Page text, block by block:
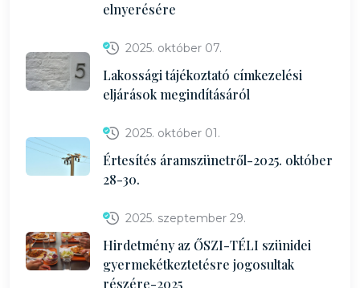
elnyerésére
2025. október 07.
Lakossági tájékoztató címkezelési
eljárások megindításáról
2025. október 01.
Értesítés áramszünetről-2025. október
28-30.
2025. szeptember 29.
Hirdetmény az ŐSZI-TÉLI szünidei
gyermekétkeztetésre jogosultak
részére-2025